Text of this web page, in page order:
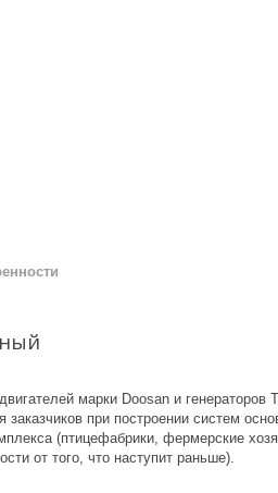
марки Doosan и
при построении систем
(птицефабрики, фермерские
от того, что наступит раньше).